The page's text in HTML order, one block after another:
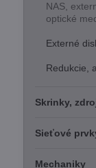
NAS,
optické
Externé
Redukcie,
Skrinky,
Sieťové
Mechaniky